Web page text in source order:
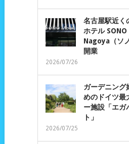
名古屋駅近く
ホテル
Nagoya（ソ
開業
2026/07/26
ガーデニング
めのドイツ最
ー施設「エガ
ト」
2026/07/25